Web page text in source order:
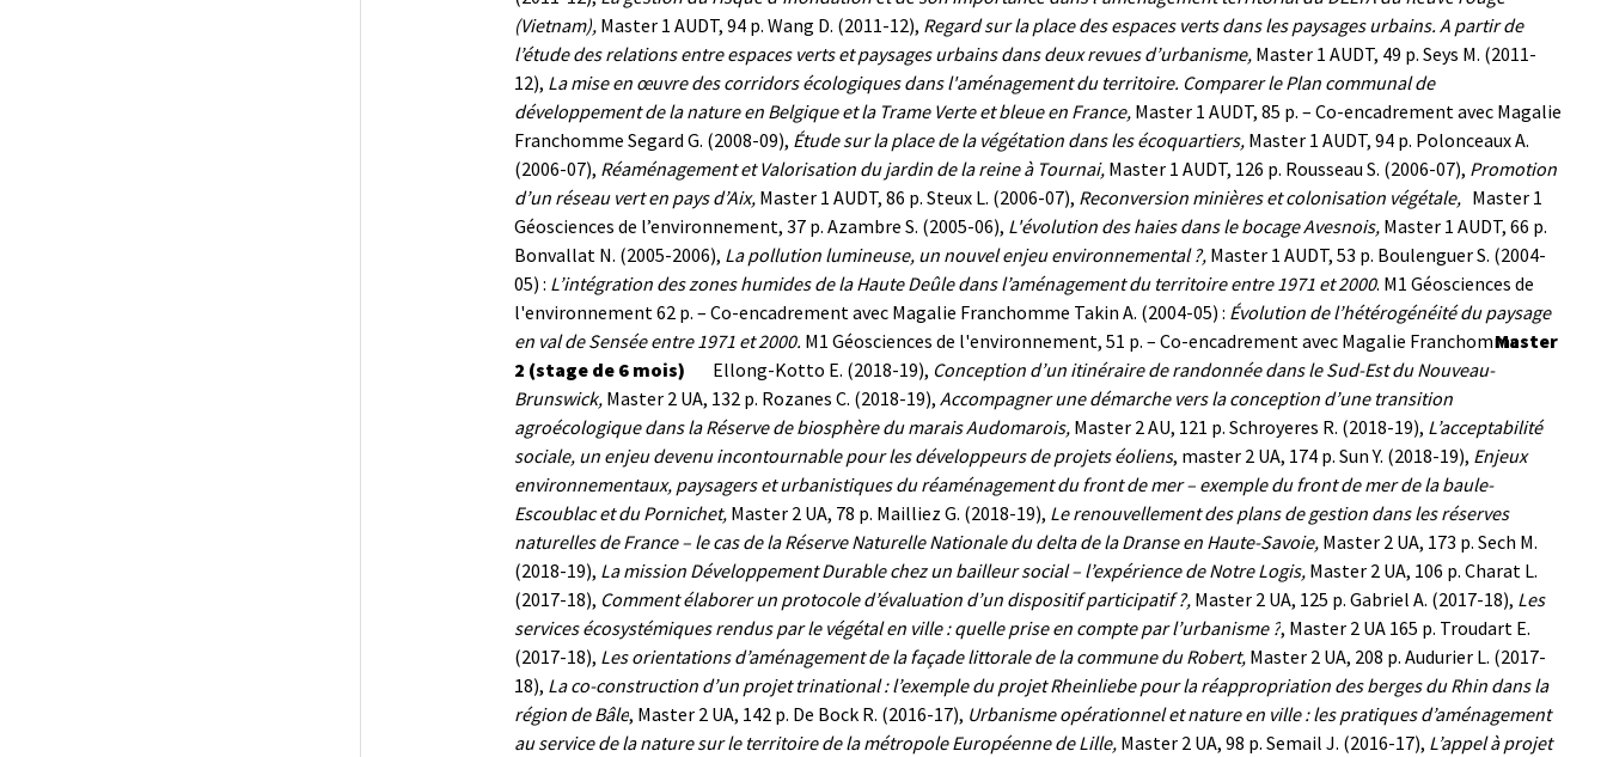
(Vietnam), Master 1 AUDT, 94 p. Wang D. (2011-12), Regard sur la place des espaces verts dans les paysages urbains. A partir de
l’étude des relations entre espaces verts et paysages urbains dans deux revues d’urbanisme, Master 1 AUDT, 49 p. Seys M. (2011-
12), La mise en œuvre des corridors écologiques dans l'aménagement du territoire. Comparer le Plan communal de
développement de la nature en Belgique et la Trame Verte et bleue en France, Master 1 AUDT, 85 p. – Co-encadrement avec Magalie
Franchomme Segard G. (2008-09), Étude sur la place de la végétation dans les écoquartiers, Master 1 AUDT, 94 p. Polonceaux A.
(2006-07), Réaménagement et Valorisation du jardin de la reine à Tournai, Master 1 AUDT, 126 p. Rousseau S. (2006-07), Promotion
d’un réseau vert en pays d’Aix, Master 1 AUDT, 86 p. Steux L. (2006-07), Reconversion minières et colonisation végétale, Master 1
Géosciences de l’environnement, 37 p. Azambre S. (2005-06), L'évolution des haies dans le bocage Avesnois, Master 1 AUDT, 66 p.
Bonvallat N. (2005-2006), La pollution lumineuse, un nouvel enjeu environnemental ?, Master 1 AUDT, 53 p. Boulenguer S. (2004-
05) : L’intégration des zones humides de la Haute Deûle dans l’aménagement du territoire entre 1971 et 2000. M1 Géosciences de
l'environnement 62 p. – Co-encadrement avec Magalie Franchomme Takin A. (2004-05) : Évolution de l’hétérogénéité du paysage
en val de Sensée entre 1971 et 2000. M1 Géosciences de l'environnement, 51 p. – Co-encadrement avec Magalie FranchommeMaster
2 (stage de 6 mois)
Ellong-Kotto E. (2018-19), Conception d’un itinéraire de randonnée dans le Sud-Est du Nouveau-
Brunswick, Master 2 UA, 132 p. Rozanes C. (2018-19), Accompagner une démarche vers la conception d’une transition
agroécologique dans la Réserve de biosphère du marais Audomarois, Master 2 AU, 121 p. Schroyeres R. (2018-19), L’acceptabilité
sociale, un enjeu devenu incontournable pour les développeurs de projets éoliens, master 2 UA, 174 p. Sun Y. (2018-19), Enjeux
environnementaux, paysagers et urbanistiques du réaménagement du front de mer – exemple du front de mer de la baule-
Escoublac et du Pornichet, Master 2 UA, 78 p. Mailliez G. (2018-19), Le renouvellement des plans de gestion dans les réserves
naturelles de France – le cas de la Réserve Naturelle Nationale du delta de la Dranse en Haute-Savoie, Master 2 UA, 173 p. Sech M.
(2018-19), La mission Développement Durable chez un bailleur social – l’expérience de Notre Logis, Master 2 UA, 106 p. Charat L.
(2017-18), Comment élaborer un protocole d’évaluation d’un dispositif participatif ?, Master 2 UA, 125 p. Gabriel A. (2017-18), Les
services écosystémiques rendus par le végétal en ville : quelle prise en compte par l’urbanisme ?, Master 2 UA 165 p. Troudart E.
(2017-18), Les orientations d’aménagement de la façade littorale de la commune du Robert, Master 2 UA, 208 p. Audurier L. (2017-
18), La co-construction d’un projet trinational : l’exemple du projet Rheinliebe pour la réappropriation des berges du Rhin dans la
région de Bâle, Master 2 UA, 142 p. De Bock R. (2016-17), Urbanisme opérationnel et nature en ville : les pratiques d’aménagement
au service de la nature sur le territoire de la métropole Européenne de Lille, Master 2 UA, 98 p. Semail J. (2016-17), L’appel à projet